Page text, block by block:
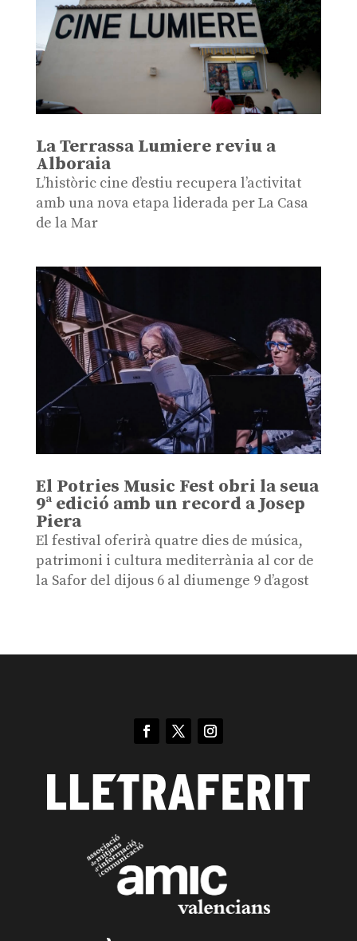
La Terrassa Lumiere reviu a
Alboraia
L’històric cine d’estiu recupera l’activitat
amb una nova etapa liderada per La Casa
de la Mar
El Potries Music Fest obri la seua
9ª edició amb un record a Josep
Piera
El festival oferirà quatre dies de música,
patrimoni i cultura mediterrània al cor de
la Safor del dijous 6 al diumenge 9 d’agost